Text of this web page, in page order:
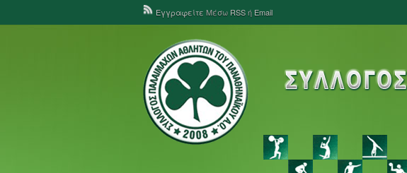
Εγγραφείτε Μέσω RSSή Email